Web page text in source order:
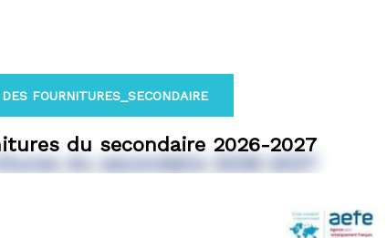
FOURNITURES_SECONDAIRE
du secondaire 2026-2027